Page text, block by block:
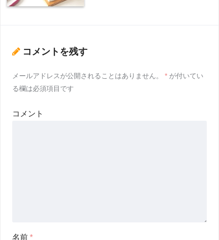
コメントを残す
メールアドレスが公開されることはありません。 * が付いてい
る欄は必須項目です
コメント
名前 *